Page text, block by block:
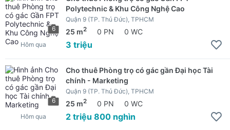
6
Polytechnic & Khu Công Nghệ Cao
Quận 9 (TP. Thủ Đức), TPHCM
25 m2 0 PN 0 WC
3 triệu
Hôm qua
6
Cho thuê Phòng trọ có gác gần Đại học Tài
chính - Marketing
Quận 9 (TP. Thủ Đức), TPHCM
25 m2 0 PN 0 WC
2 triệu 800 nghìn
Hôm qua